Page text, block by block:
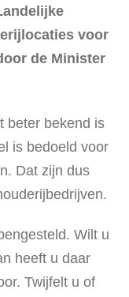
voor
de Minister
beter bekend is
is bedoeld voor
Dat zijn dus
Wilt u
heeft u daar
Twijfelt u of